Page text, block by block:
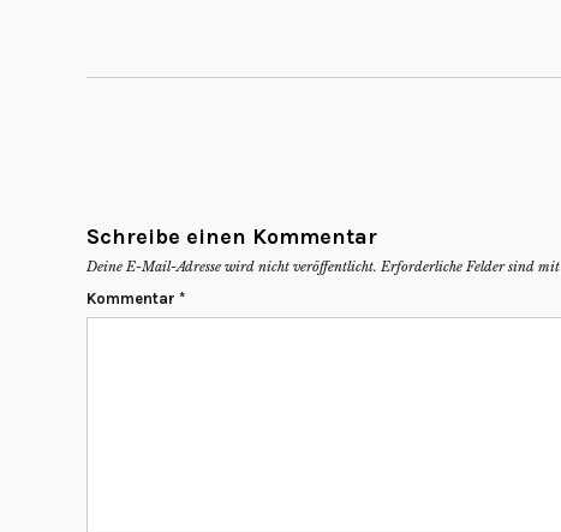
Schreibe einen Kommentar
Deine E-Mail-Adresse wird nicht veröffentlicht. Erforderliche Felder sind mit
Kommentar *